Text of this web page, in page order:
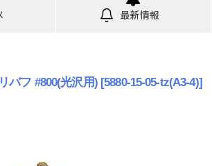
最新情報
バフ #800(光沢用) [5880-15-05-tz(A3-4)]